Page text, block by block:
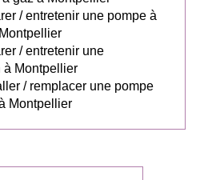
/ entretenir une pompe à
/ entretenir une
à Montpellier
/ remplacer une pompe
Montpellier